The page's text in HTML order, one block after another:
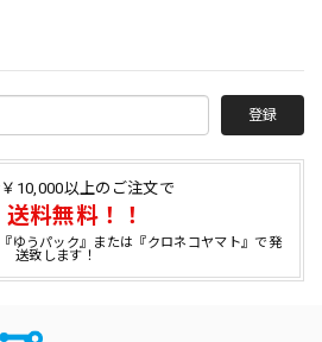
登録
10,000以上のご注文で
送料無料！！
ゆうパック』または『クロネコヤマト』で発
送致します！